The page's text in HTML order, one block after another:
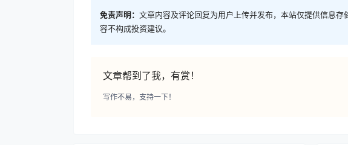
免责声明： 文章内容及评论回复为用户上传并发布，本站仅提供信息
容不构成投资建议。
文章帮到了我，有赏！
写作不易，支持一下！